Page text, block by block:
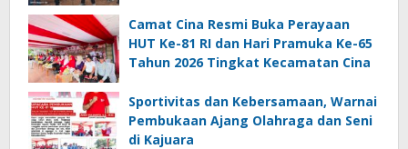
Camat Cina Resmi Buka Perayaan
HUT Ke-81 RI dan Hari Pramuka Ke-65
Tahun 2026 Tingkat Kecamatan Cina
Sportivitas dan Kebersamaan, Warnai
Pembukaan Ajang Olahraga dan Seni
di Kajuara